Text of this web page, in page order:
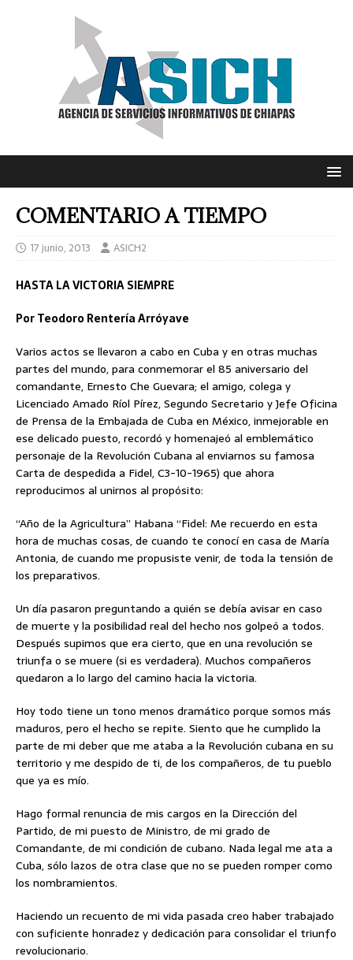
COMENTARIO A TIEMPO
17 junio, 2013 ASICH2
HASTA LA VICTORIA SIEMPRE
Por Teodoro Rentería Arróyave
Varios actos se llevaron a cabo en Cuba y en otras muchas
partes del mundo, para conmemorar el 85 aniversario del
comandante, Ernesto Che Guevara; el amigo, colega y
Licenciado Amado Ríol Pírez, Segundo Secretario y Jefe Oficina
de Prensa de la Embajada de Cuba en México, inmejorable en
ese delicado puesto, recordó y homenajeó al emblemático
personaje de la Revolución Cubana al enviarnos su famosa
Carta de despedida a Fidel, C3-10-1965) que ahora
reproducimos al unirnos al propósito:
“Año de la Agricultura” Habana “Fidel: Me recuerdo en esta
hora de muchas cosas, de cuando te conocí en casa de María
Antonia, de cuando me propusiste venir, de toda la tensión de
los preparativos.
Un día pasaron preguntando a quién se debía avisar en caso
de muerte y la posibilidad real del hecho nos golpeó a todos.
Después supimos que era cierto, que en una revolución se
triunfa o se muere (si es verdadera). Muchos compañeros
quedaron a lo largo del camino hacia la victoria.
Hoy todo tiene un tono menos dramático porque somos más
maduros, pero el hecho se repite. Siento que he cumplido la
parte de mi deber que me ataba a la Revolución cubana en su
territorio y me despido de ti, de los compañeros, de tu pueblo
que ya es mío.
Hago formal renuncia de mis cargos en la Dirección del
Partido, de mi puesto de Ministro, de mi grado de
Comandante, de mi condición de cubano. Nada legal me ata a
Cuba, sólo lazos de otra clase que no se pueden romper como
los nombramientos.
Haciendo un recuento de mi vida pasada creo haber trabajado
con suficiente honradez y dedicación para consolidar el triunfo
revolucionario.